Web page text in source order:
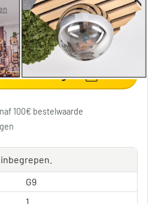
: Code: LIGHT
in winkelwagen
100€ bestelwaarde
inbegrepen.
G9
1